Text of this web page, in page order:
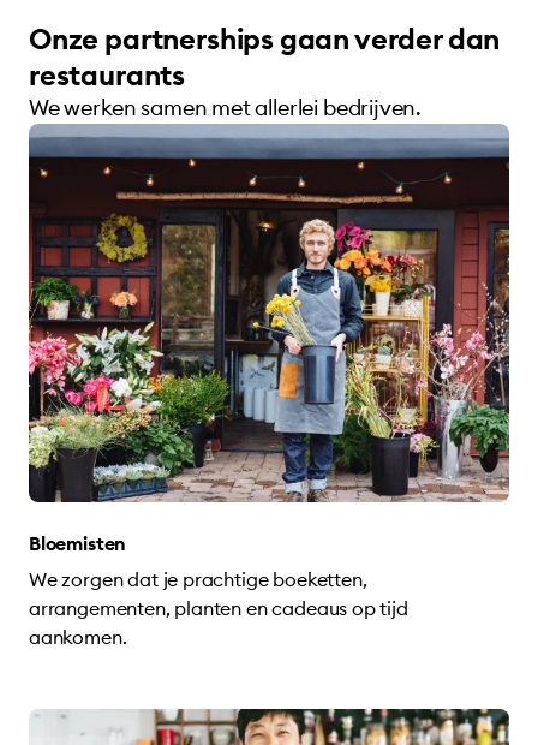
Onze partnerships gaan verder dan
restaurants
We werken samen met allerlei bedrijven.
Bloemisten
We zorgen dat je prachtige boeketten,
arrangementen, planten en cadeaus op tijd
aankomen.